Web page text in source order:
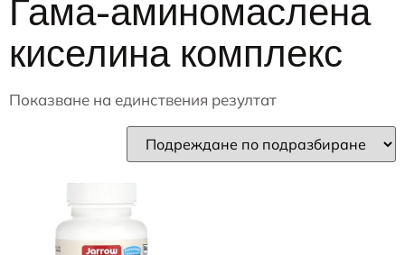
Гама-аминомаслена
киселина комплекс
Показване на единствения резултат